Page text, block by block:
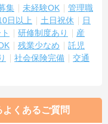
集 未経験OK
管理職
日以上 土日祝休
日
研修制度あり
産
残業少なめ
託児
社会保険完備
交通
くあるご質問